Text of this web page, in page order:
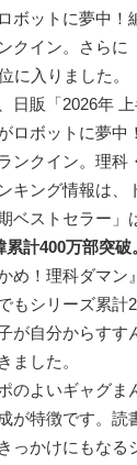
ボットに夢中！
クイン。さらに
に入りました。
日販「2026年
ロボットに夢中
ンクイン。理科
キング情報は、
ベストセラー」
累計400万部突破
かめ！理科ダマ
もシリーズ累計
が自分からすす
ました。
のよいギャグま
が特徴です。読
っかけにもなる